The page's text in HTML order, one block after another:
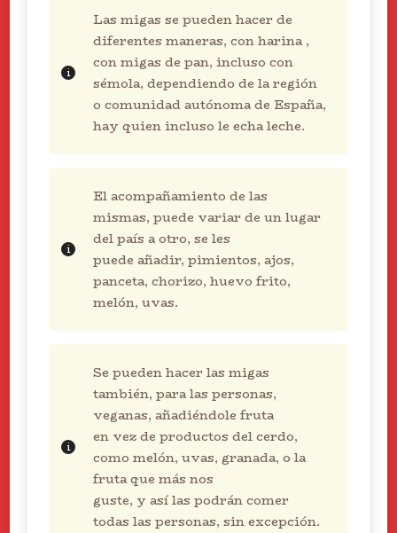
Las migas se pueden hacer de
diferentes maneras, con harina ,
con migas de pan, incluso con
sémola, dependiendo de la región
o comunidad autónoma de España,
hay quien incluso le echa leche.
El acompañamiento de las
mismas, puede variar de un lugar
del país a otro, se les
puede añadir, pimientos, ajos,
panceta, chorizo, huevo frito,
melón, uvas.
Se pueden hacer las migas
también, para las personas,
veganas, añadiéndole fruta
en vez de productos del cerdo,
como melón, uvas, granada, o la
fruta que más nos
guste, y así las podrán comer
todas las personas, sin excepción.